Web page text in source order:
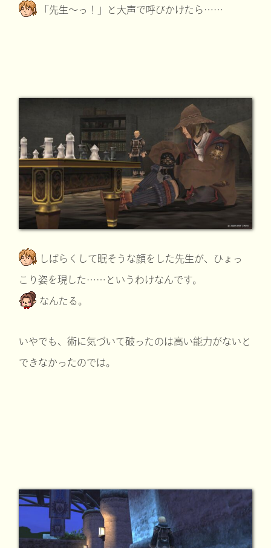
「先生～っ！」と大声で呼びかけたら……
しばらくして眠そうな顔をした先生が、ひょっ
こり姿を現した……というわけなんです。
なんたる。
いやでも、術に気づいて破ったのは高い能力がないと
できなかったのでは。